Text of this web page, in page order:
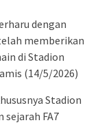
dengan
memberikan
di Stadion
(14/5/2026)
Stadion
sejarah FA7